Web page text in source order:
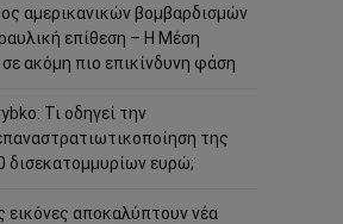
αμερικανικών βομβαρδισμών
επίθεση – Η Μέση
ακόμη πιο επικίνδυνη φάση
Τι οδηγεί την
της
δισεκατομμυρίων ευρώ;
εικόνες αποκαλύπτουν νέα